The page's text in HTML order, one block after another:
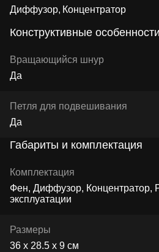
Диффузор Концентратор
Конструктивные особенности
Вращающийся шнур
Да
Петля для подвешивания
Да
Габариты и комплектация
Комплектация
Фен, Диффузор, Концентратор,
эксплуатации
Размеры
36 х 28.5 х 9 см